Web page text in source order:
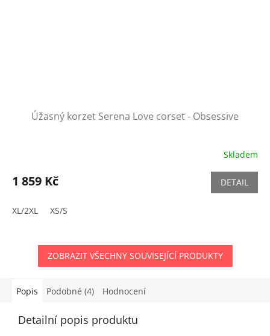
Úžasný korzet Serena Love corset - Obsessive
Skladem
1 859 Kč DETAIL
XL/2XL XS/S
ZOBRAZIT VŠECHNY SOUVISEJÍCÍ PRODUKTY
Popis Podobné (4) Hodnocení
Detailní popis produktu